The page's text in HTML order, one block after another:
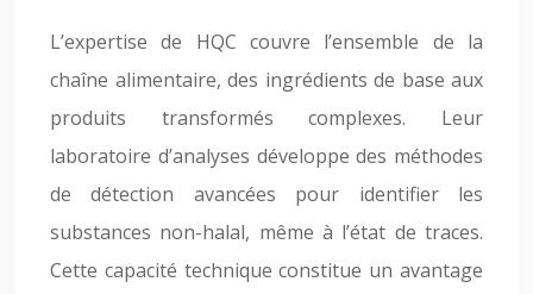
L’expertise de HQC couvre l’ensemble de la
chaîne alimentaire, des ingrédients de base aux
produits transformés complexes. Leur
laboratoire d’analyses développe des méthodes
de détection avancées pour identifier les
substances non-halal, même à l’état de traces.
Cette capacité technique constitue un avantage